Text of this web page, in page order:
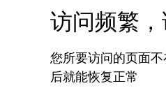
访问频繁
您所要访问的页面
后就能恢复正常